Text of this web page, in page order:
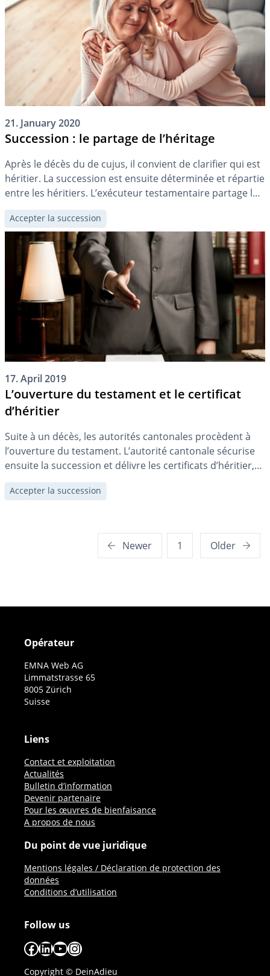
21. January 2020
Succession : le partage de l’héritage
Après le décès du de cujus, il convient de clarifier qui est
héritier. La succession est ensuite déterminée et répartie
entre les héritiers. L’exécuteur testamentaire partage la
succession sur la base des instructions que le de cujus a
fixées dans son testament.
Accepter la succession
17. April 2019
L’ouverture du testament et le certificat
d’héritier
Suite à un décès, les autorités cantonales procèdent à
l’ouverture du testament. L’autorité cantonale sécurise
ensuite la succession et délivre les certificats d’héritier,
lesquels confèrent provisoirement aux héritiers un droit
à la succession.
Accepter la succession
Newer 1 Older
Opérateur
EMNA Web AG
Limmatstrasse 65
8005 Zürich
Suisse
Liens
Contact et exploitation
Actualités
Bulletin d’information
Devenir partenaire
Pour les œuvres de bienfaisance
A propos de nous
Du point de vue juridique
Mentions légales / Déclaration de protection des
données
Conditions d’utilisation
Follow us
Facebook
LinkedIn
YouTube
Instagram
Copyright © DeinAdieu